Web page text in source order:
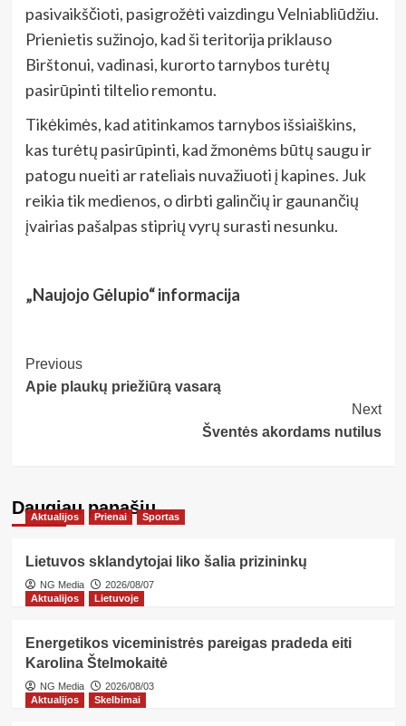
pasivaikščioti, pasigrožėti vaizdingu Velniabliūdžiu.
Prienietis sužinojo, kad ši teritorija priklauso
Birštonui, vadinasi, kurorto tarnybos turėtų
pasirūpinti tiltelio remontu.
Tikėkimės, kad atitinkamos tarnybos išsiaiškins,
kas turėtų pasirūpinti, kad žmonėms būtų saugu ir
patogu nueiti ar rateliais nuvažiuoti į kapines. Juk
reikia tik medienos, o dirbti galinčių ir gaunančių
įvairias pašalpas stiprių vyrų surasti nesunku.
„Naujojo Gėlupio“ informacija
Post
Navigation
Previous
Apie plaukų priežiūrą vasarą
Next
Šventės akordams nutilus
Daugiau panašių…
Aktualijos Prienai Sportas
Lietuvos sklandytojai liko šalia prizininkų
NG Media
2026/08/07
Aktualijos
Lietuvoje
Energetikos viceministrės pareigas pradeda eiti
Karolina Štelmokaitė
NG Media
2026/08/03
Aktualijos
Skelbimai